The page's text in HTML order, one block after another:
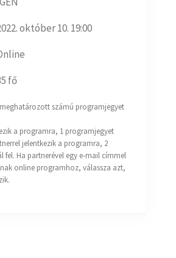
október 10. 19:00
fő
számú programjegyet
a programra, 1 programjegyet
jelentkezik a programra, 2
fel. Ha partnerével egy e-mail címmel
online programhoz, válassza azt,